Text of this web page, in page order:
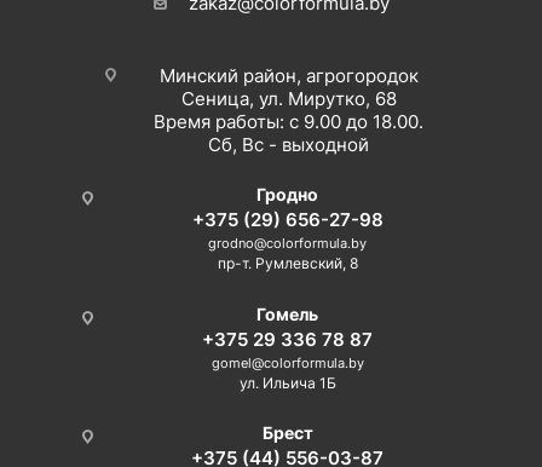
Минский район, агрогородок
Сеница, ул. Мирутко, 68
Время работы: с 9.00 до 18.00.
Сб, Вс - выходной
Гродно
+375 (29) 656-27-98
grodno@colorformula.by
пр-т. Румлевский, 8
Гомель
+375 29 336 78 87
gomel@colorformula.by
ул. Ильича 1Б
Брест
+375 (44) 556-03-87